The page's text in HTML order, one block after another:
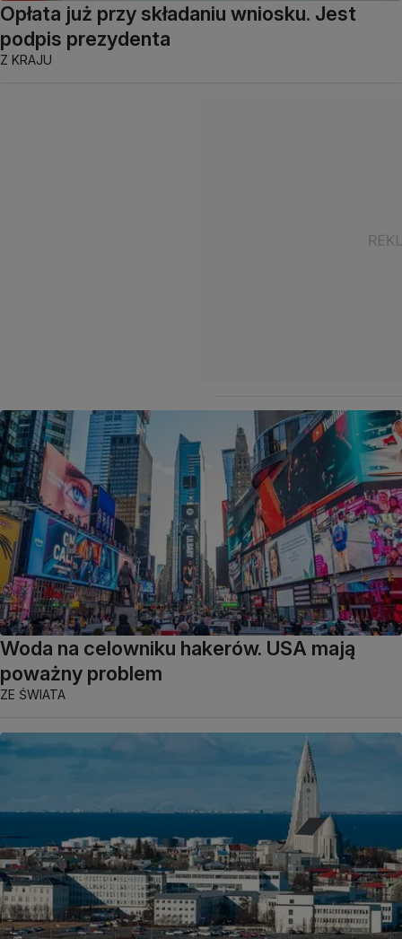
Opłata już przy składaniu wniosku. Jest
podpis prezydenta
Z KRAJU
Woda na celowniku hakerów. USA mają
poważny problem
ZE ŚWIATA